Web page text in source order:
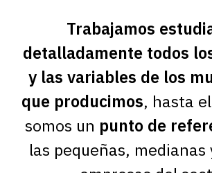
Trabajamos
detalladamente todos
y las variables de los
que producimos, hasta
somos un punto de
las pequeñas, medianas